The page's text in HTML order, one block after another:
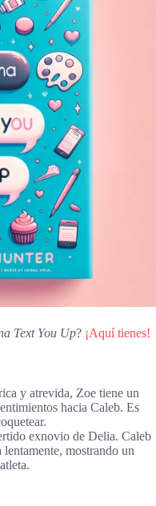
Text You Up? ¡Aquí tienes!
y atrevida, Zoe tiene un
hacia Caleb. Es
exnovio de Delia. Caleb
lentamente, mostrando un